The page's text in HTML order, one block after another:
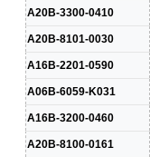
A20B-3300-0410
A20B-8101-0030
A16B-2201-0590
A06B-6059-K031
A16B-3200-0460
A20B-8100-0161